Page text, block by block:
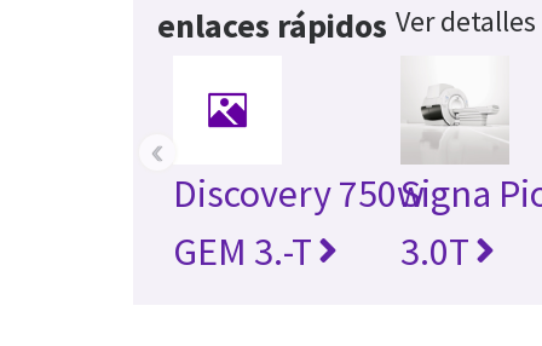
enlaces rápidos Ver
Discovery 750w
GEM 3.-T
Signa
3.0T
‹